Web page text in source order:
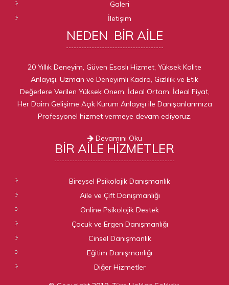
Galeri
İletişim
NEDEN BIR AILE
20 Yıllık Deneyim, Güven Esaslı Hizmet, Yüksek Kalite
Anlayışı, Uzman ve Deneyimli Kadro, Gizlilik ve Etik
Değerlere Verilen Yüksek Önem, İdeal Ortam, İdeal Fiyat,
Her Daim Gelişime Açık Kurum Anlayışı ile Danışanlarımıza
Profesyonel hizmet vermeye devam ediyoruz.
Devamını Oku
BIR AILE HIZMETLER
Bireysel Psikolojik Danışmanlık
Aile ve Çift Danışmanlığı
Online Psikolojik Destek
Çocuk ve Ergen Danışmanlığı
Cinsel Danışmanlık
Eğitim Danışmanlığı
Diğer Hizmetler